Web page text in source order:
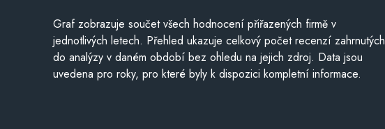
Graf zobrazuje součet všech hodnocení přiřazených firmě v
jednotlivých letech. Přehled ukazuje celkový počet recenzí zahrnutých
do analýzy v daném období bez ohledu na jejich zdroj. Data jsou
uvedena pro roky, pro které byly k dispozici kompletní informace.